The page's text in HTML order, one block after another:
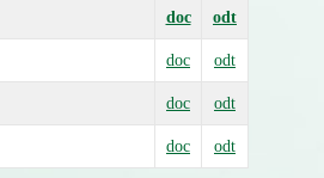
doc odt
doc odt
doc odt
doc odt